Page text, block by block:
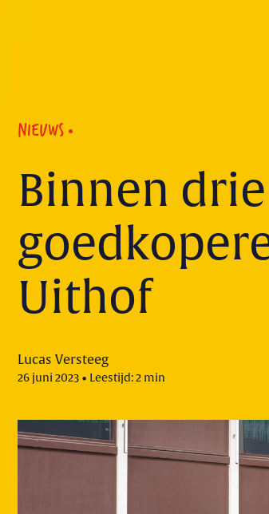
NIEUWS
Binnen
Uithof
Lucas Versteeg
26 juni 2023 • Leestijd: 2 min